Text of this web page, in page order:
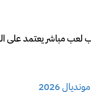
لعب مباشر يعتمد على
2026